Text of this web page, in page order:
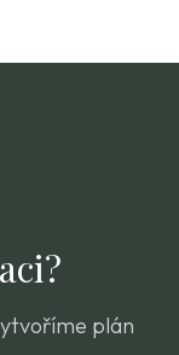
plán